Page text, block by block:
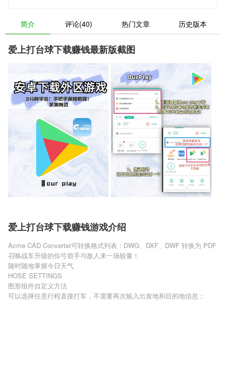
简介 评论(40) 热门文章 历史版本
爱上打台球下载赚钱最新版截图
爱上打台球下载赚钱游戏介绍
Acme CAD Converter可转换格式列表：DWG、DXF、DWF 转换为 PDF
召唤战车升级的你弓箭手与敌人来一场较量！
随时随地掌握今日天气
HOSE SETTINGS
图形组件自定义方法
可以选择任意行程直接打车，不需要再次输入出发地和目的地信息；